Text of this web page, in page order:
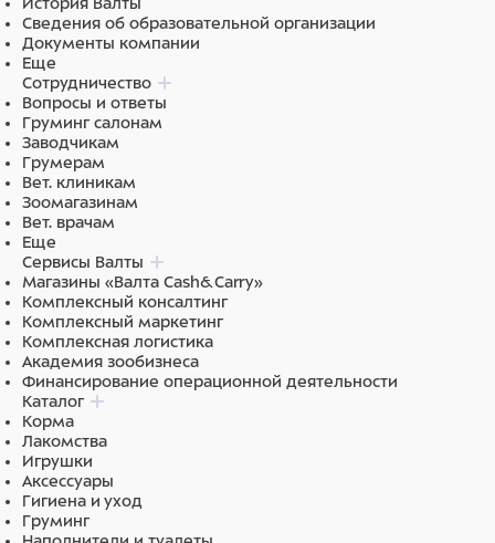
Сведения об образовательной организации
Документы компании
Еще
Сотрудничество
Вопросы и ответы
Груминг салонам
Заводчикам
Грумерам
Вет. клиникам
Зоомагазинам
Вет. врачам
Еще
Сервисы Валты
Магазины «Валта Cash&Carry»
Комплексный консалтинг
Комплексный маркетинг
Комплексная логистика
Академия зообизнеса
Финансирование операционной деятельности
Каталог
Корма
Лакомства
Игрушки
Аксессуары
Гигиена и уход
Груминг